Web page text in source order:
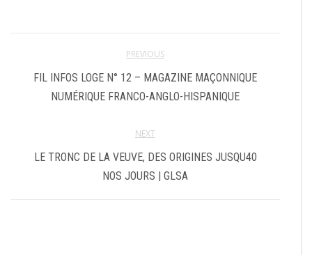
PREVIOUS
FIL INFOS LOGE N° 12 – MAGAZINE MAÇONNIQUE
NUMÉRIQUE FRANCO-ANGLO-HISPANIQUE
NEXT
LE TRONC DE LA VEUVE, DES ORIGINES JUSQU40
NOS JOURS | GLSA